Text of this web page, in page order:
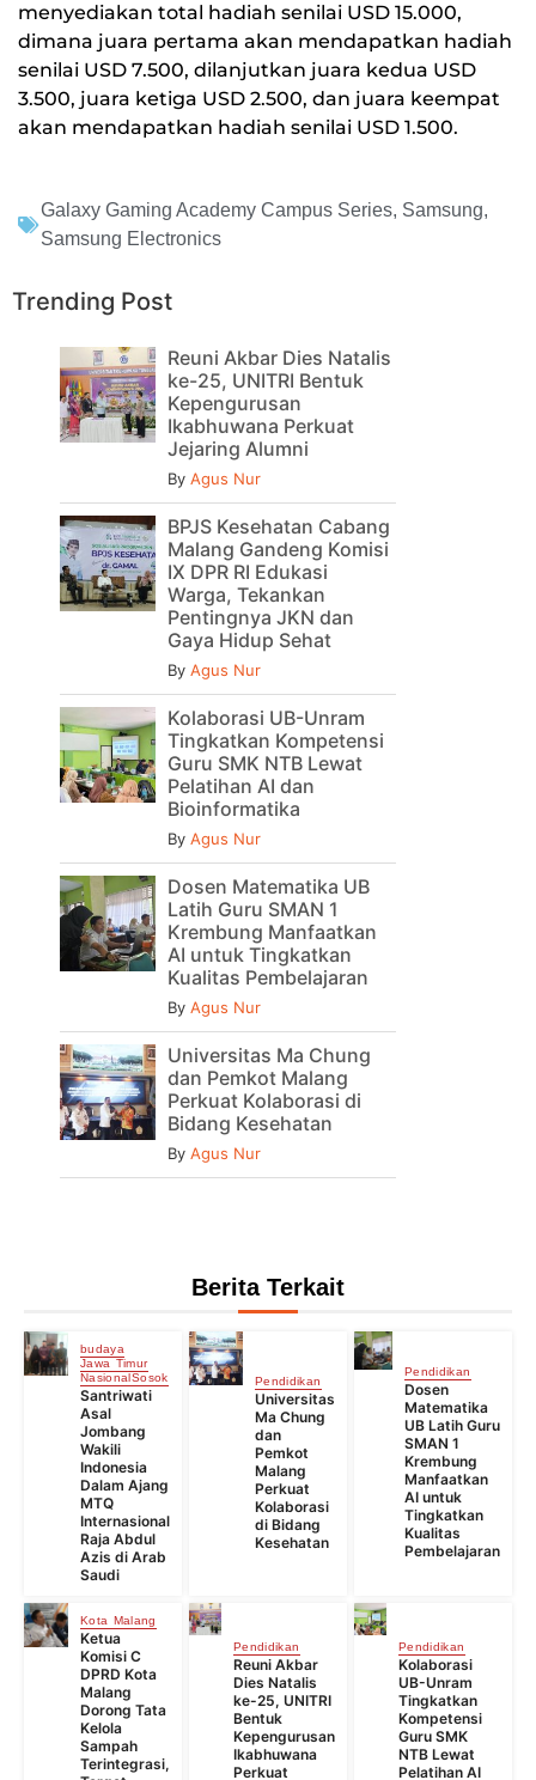
menyediakan total hadiah senilai USD 15.000,
dimana juara pertama akan mendapatkan hadiah
senilai USD 7.500, dilanjutkan juara kedua USD
3.500, juara ketiga USD 2.500, dan juara keempat
akan mendapatkan hadiah senilai USD 1.500.
Galaxy Gaming Academy Campus Series, Samsung,
Samsung Electronics
Trending Post
Reuni Akbar Dies Natalis
ke-25, UNITRI Bentuk
Kepengurusan
Ikabhuwana Perkuat
Jejaring Alumni
By Agus Nur
BPJS Kesehatan Cabang
Malang Gandeng Komisi
IX DPR RI Edukasi
Warga, Tekankan
Pentingnya JKN dan
Gaya Hidup Sehat
By Agus Nur
Kolaborasi UB-Unram
Tingkatkan Kompetensi
Guru SMK NTB Lewat
Pelatihan AI dan
Bioinformatika
By Agus Nur
Dosen Matematika UB
Latih Guru SMAN 1
Krembung Manfaatkan
AI untuk Tingkatkan
Kualitas Pembelajaran
By Agus Nur
Universitas Ma Chung
dan Pemkot Malang
Perkuat Kolaborasi di
Bidang Kesehatan
By Agus Nur
Berita Terkait
budaya
Jawa Timur
NasionalSosok
Santriwati
Asal
Jombang
Wakili
Indonesia
Dalam Ajang
MTQ
Internasional
Raja Abdul
Azis di Arab
Saudi
Pendidikan
Universitas
Ma Chung
dan
Pemkot
Malang
Perkuat
Kolaborasi
di Bidang
Kesehatan
Pendidikan
Dosen
Matematika
UB Latih Guru
SMAN 1
Krembung
Manfaatkan
AI untuk
Tingkatkan
Kualitas
Pembelajaran
Kota Malang
Ketua
Komisi C
DPRD Kota
Malang
Dorong Tata
Kelola
Sampah
Terintegrasi,
Pendidikan
Reuni Akbar
Dies Natalis
ke-25, UNITRI
Bentuk
Kepengurusan
Ikabhuwana
Perkuat
Pendidikan
Kolaborasi
UB-Unram
Tingkatkan
Kompetensi
Guru SMK
NTB Lewat
Pelatihan AI